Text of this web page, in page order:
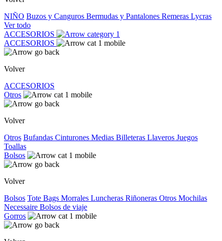
NIÑO Buzos y Canguros Bermudas y Pantalones Remeras Lycras
Ver todo
ACCESORIOS
ACCESORIOS
Volver
ACCESORIOS
Otros
Volver
Otros Bufandas Cinturones Medias Billeteras Llaveros Juegos
Toallas
Bolsos
Volver
Bolsos Tote Bags Morrales Luncheras Riñoneras Otros Mochilas
Necessaire Bolsos de viaje
Gorros